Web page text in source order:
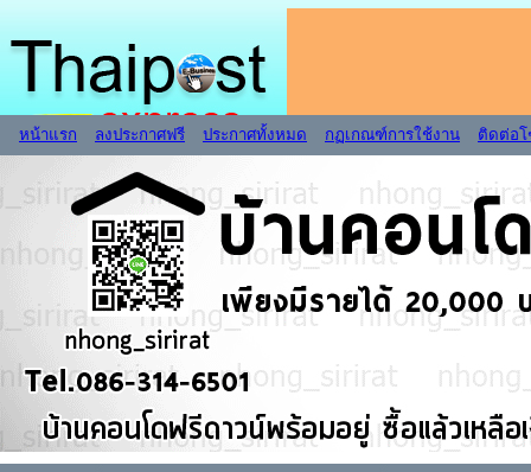
หน้าแรก ลงประกาศฟรี ประกาศทั้งหมด กฏเกณฑ์การใช้งาน ติดต่อ